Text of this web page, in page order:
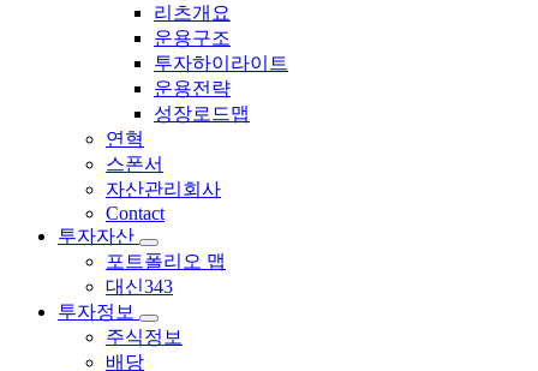
리츠개요
운용구조
투자하이라이트
운용전략
성장로드맵
연혁
스폰서
자산관리회사
Contact
투자자산
포트폴리오 맵
대신343
투자정보
주식정보
배당